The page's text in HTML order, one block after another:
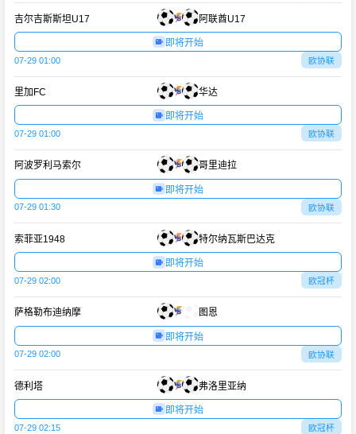
吉尔吉斯斯坦U17 阿联酋U17
即将开始
07-29 01:00 欧协联
里加FC 华达
即将开始
07-29 01:00 欧协联
阿波罗利马索尔 哥里迪拉
即将开始
07-29 01:30 欧协联
索菲亚1948 特尔纳瓦斯巴达克
即将开始
07-29 02:00 欧冠杯
萨格勒布迪纳摩 图恩
即将开始
07-29 02:00 欧协联
德利塔 弗洛里亚纳
即将开始
07-29 02:15 欧冠杯